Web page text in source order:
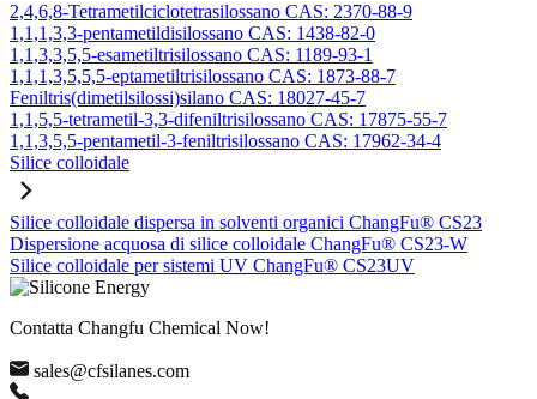
2,4,6,8-Tetrametilciclotetrasilossano CAS: 2370-88-9
1,1,1,3,3-pentametildisilossano CAS: 1438-82-0
1,1,3,3,5,5-esametiltrisilossano CAS: 1189-93-1
1,1,1,3,5,5,5-eptametiltrisilossano CAS: 1873-88-7
Feniltris(dimetilsilossi)silano CAS: 18027-45-7
1,1,5,5-tetrametil-3,3-difeniltrisilossano CAS: 17875-55-7
1,1,3,5,5-pentametil-3-feniltrisilossano CAS: 17962-34-4
Silice colloidale
Silice colloidale dispersa in solventi organici ChangFu® CS23
Dispersione acquosa di silice colloidale ChangFu® CS23-W
Silice colloidale per sistemi UV ChangFu® CS23UV
Contatta Changfu Chemical Now!
sales@cfsilanes.com